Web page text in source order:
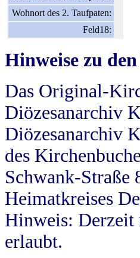
Wohnort des 2. Taufpaten:
Feld18:
Hinweise zu
Das Original-
Diözesanarchiv
Diözesanarchiv
des
Schwank-Straße
Heimatkreises
Hinweis: Derzeit
erlaubt.